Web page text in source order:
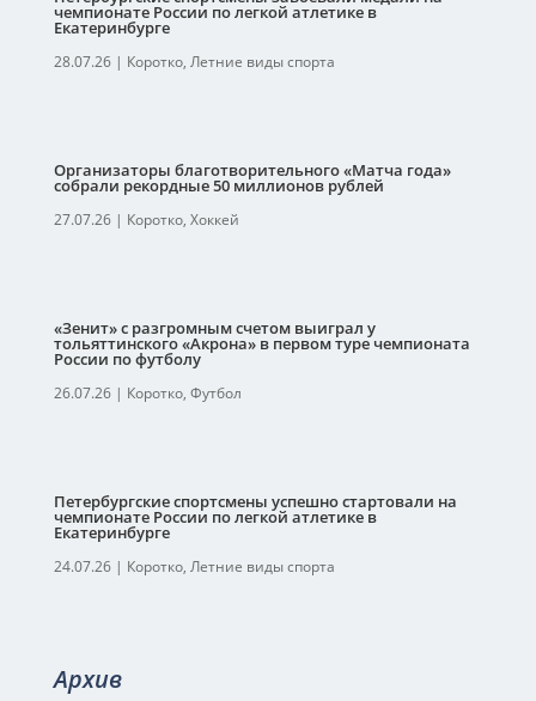
чемпионате России по легкой атлетике в
Екатеринбурге
28.07.26| Коротко, Летние виды спорта
Организаторы благотворительного «Матча года»
собрали рекордные 50 миллионов рублей
27.07.26| Коротко, Хоккей
«Зенит» с разгромным счетом выиграл у
тольяттинского «Акрона» в первом туре чемпионата
России по футболу
26.07.26| Коротко, Футбол
Петербургские спортсмены успешно стартовали на
чемпионате России по легкой атлетике в
Екатеринбурге
24.07.26| Коротко, Летние виды спорта
Архив